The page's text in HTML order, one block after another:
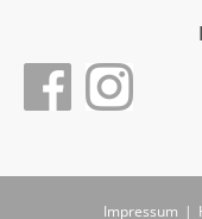
Impressum |